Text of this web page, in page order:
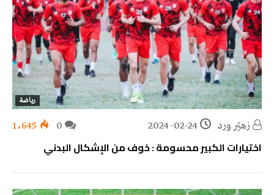
رياضة
زهيّر‭ ‬ورد 2024-02-24 1٬645
اختيارات الكبير محسومة : خوف من الإشكال البدني